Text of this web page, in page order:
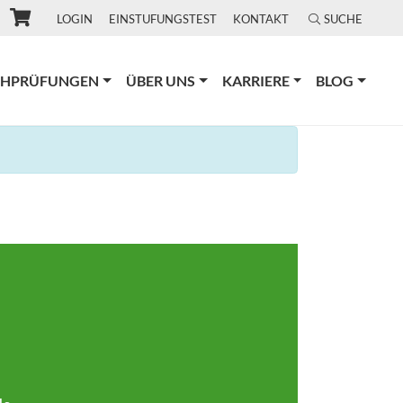
LOGIN EINSTUFUNGSTEST KONTAKT SUCHE
ÜBER UNS KARRIERE BLOG